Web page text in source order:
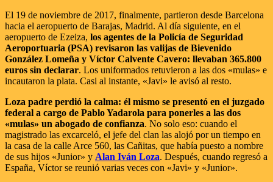
El 19 de noviembre de 2017, finalmente, partieron desde Barcelona
hacia el aeropuerto de Barajas, Madrid. Al día siguiente, en el
aeropuerto de Ezeiza, los agentes de la Policía de Seguridad
Aeroportuaria (PSA) revisaron las valijas de Bievenido
González Lomeña y Víctor Calvente Cavero: llevaban 365.800
euros sin declarar. Los uniformados retuvieron a las dos «mulas» e
incautaron la plata. Casi al instante, «Javi» le avisó al resto.
Loza padre perdió la calma: él mismo se presentó en el juzgado
federal a cargo de Pablo Yadarola para ponerles a las dos
«mulas» un abogado de confianza. No solo eso: cuando el
magistrado las excarceló, el jefe del clan las alojó por un tiempo en
la casa de la calle Arce 560, las Cañitas, que había puesto a nombre
de sus hijos «Junior» y Alan Iván Loza. Después, cuando regresó a
España, Víctor se reunió varias veces con «Javi» y «Junior».